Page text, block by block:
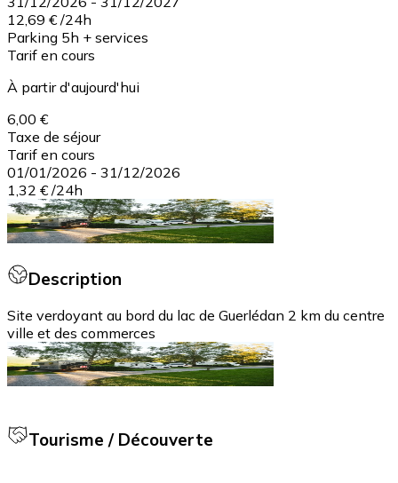
12,69 € /24h
Parking 5h + services
Tarif en cours
À partir d'aujourd'hui
6,00 €
Taxe de séjour
Tarif en cours
01/01/2026 - 31/12/2026
1,32 € /24h
Description
Site verdoyant au bord du lac de Guerlédan 2 km du centre
ville et des commerces
Tourisme / Découverte